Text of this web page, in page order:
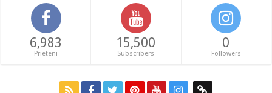
6,983
Prieteni
15,500
Subscribers
0
Followers